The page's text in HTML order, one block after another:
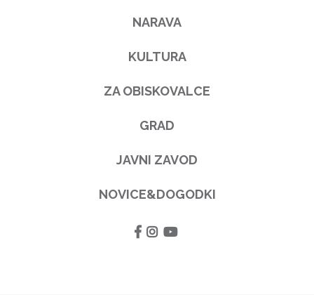
NARAVA
KULTURA
ZA OBISKOVALCE
GRAD
JAVNI ZAVOD
NOVICE&DOGODKI